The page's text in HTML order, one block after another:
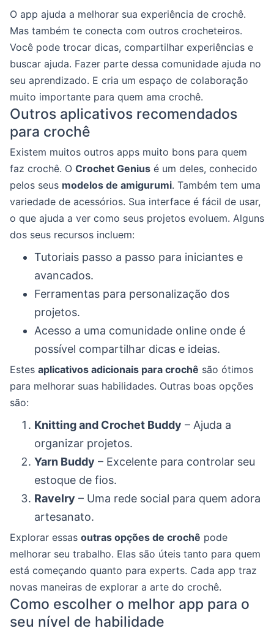
O app ajuda a melhorar sua experiência de crochê.
Mas também te conecta com outros crocheteiros.
Você pode trocar dicas, compartilhar experiências e
buscar ajuda. Fazer parte dessa comunidade ajuda no
seu aprendizado. E cria um espaço de colaboração
muito importante para quem ama crochê.
Outros aplicativos recomendados
para crochê
Existem muitos outros apps muito bons para quem
faz crochê. O Crochet Genius é um deles, conhecido
pelos seus modelos de amigurumi. Também tem uma
variedade de acessórios. Sua interface é fácil de usar,
o que ajuda a ver como seus projetos evoluem. Alguns
dos seus recursos incluem:
Tutoriais passo a passo para iniciantes e
avancados.
Ferramentas para personalização dos
projetos.
Acesso a uma comunidade online onde é
possível compartilhar dicas e ideias.
Estes aplicativos adicionais para crochê são ótimos
para melhorar suas habilidades. Outras boas opções
são:
Knitting and Crochet Buddy – Ajuda a
organizar projetos.
Yarn Buddy – Excelente para controlar seu
estoque de fios.
Ravelry – Uma rede social para quem adora
artesanato.
Explorar essas outras opções de crochê pode
melhorar seu trabalho. Elas são úteis tanto para quem
está começando quanto para experts. Cada app traz
novas maneiras de explorar a arte do crochê.
Como escolher o melhor app para o
seu nível de habilidade